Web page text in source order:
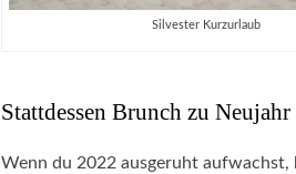
Silvester Kurzurlaub
Stattdessen Brunch zu Neujahr
Wenn du 2022 ausgeruht aufwachst,